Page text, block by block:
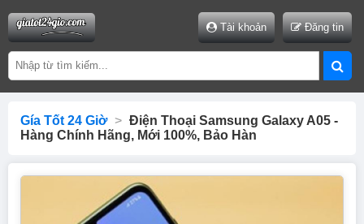
Tài khoản Đăng tin
Gía Tốt 24 Giờ > Điện Thoại Samsung Galaxy A05 -
Hàng Chính Hãng, Mới 100%, Bảo Hàn